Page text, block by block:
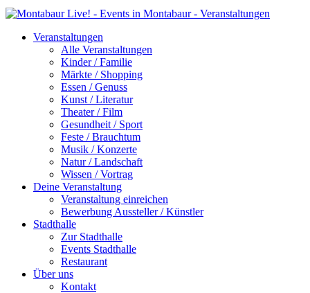
Veranstaltungen
Alle Veranstaltungen
Kinder / Familie
Märkte / Shopping
Essen / Genuss
Kunst / Literatur
Theater / Film
Gesundheit / Sport
Feste / Brauchtum
Musik / Konzerte
Natur / Landschaft
Wissen / Vortrag
Deine Veranstaltung
Veranstaltung einreichen
Bewerbung Aussteller / Künstler
Stadthalle
Zur Stadthalle
Events Stadthalle
Restaurant
Über uns
Kontakt